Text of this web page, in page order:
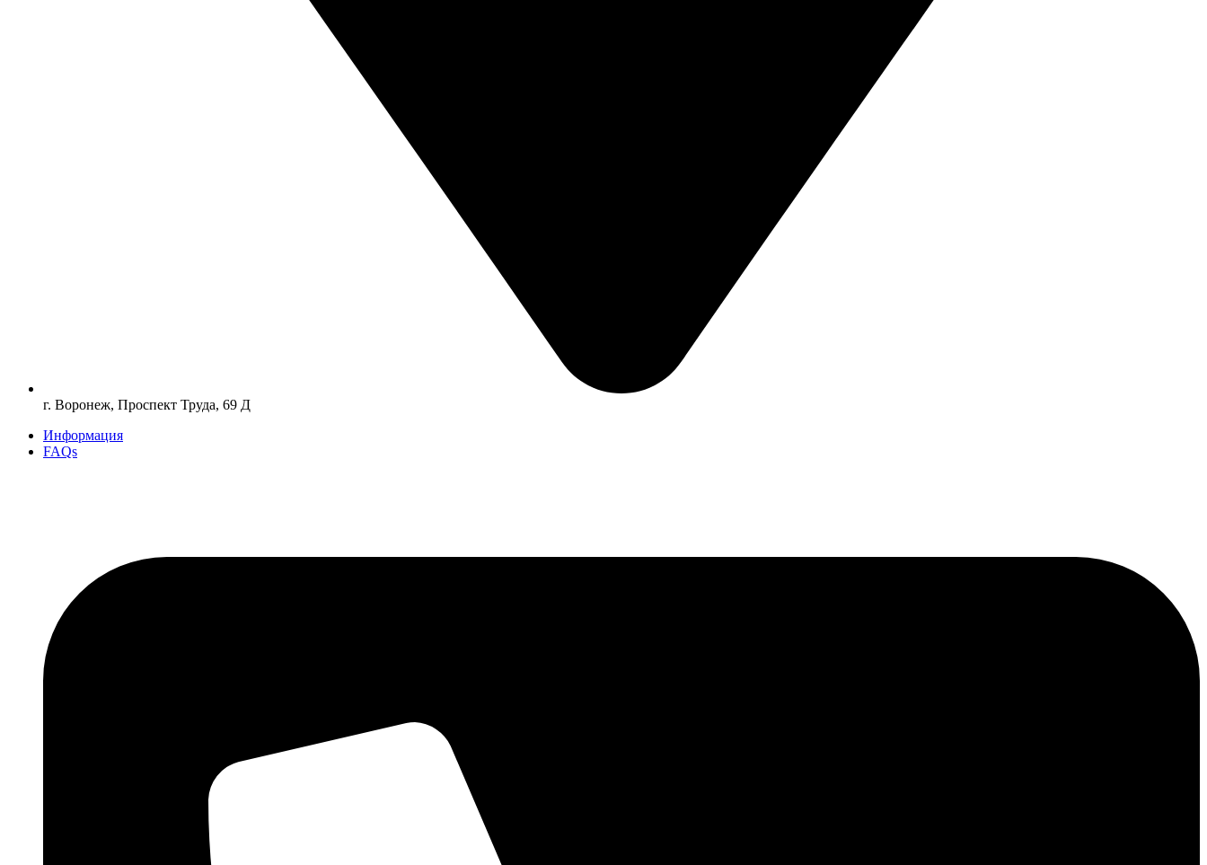
г. Воронеж, Проспект Труда, 69 Д
Информация
FAQs